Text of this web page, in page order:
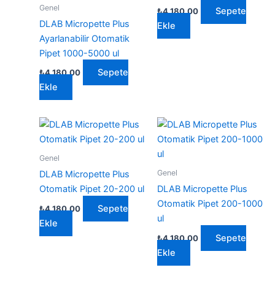
Genel
DLAB Micropette Plus
Ayarlanabilir Otomatik
Pipet 1000-5000 ul
₺4.180,00
Sepete
Ekle
₺4.180,00
Sepete
Ekle
Genel
DLAB Micropette Plus
Otomatik Pipet 20-200 ul
₺4.180,00
Sepete
Ekle
Genel
DLAB Micropette Plus
Otomatik Pipet 200-1000
ul
₺4.180,00
Sepete
Ekle